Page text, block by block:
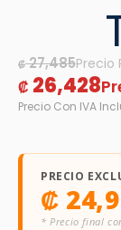
₡27,485
₡ 26,428
PRECIO
₡
* Precio final